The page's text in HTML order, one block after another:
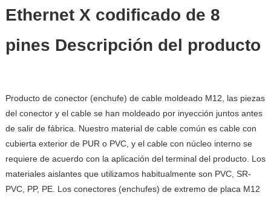
Ethernet X codificado de 8
pines Descripción del producto
Producto de conector (enchufe) de cable moldeado M12, las piezas
del conector y el cable se han moldeado por inyección juntos antes
de salir de fábrica. Nuestro material de cable común es cable con
cubierta exterior de PUR o PVC, y el cable con núcleo interno se
requiere de acuerdo con la aplicación del terminal del producto. Los
materiales aislantes que utilizamos habitualmente son PVC, SR-
PVC, PP, PE. Los conectores (enchufes) de extremo de placa M12